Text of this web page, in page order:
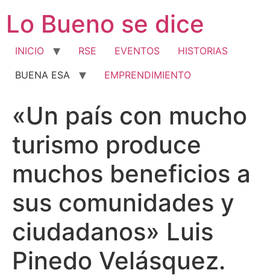
contenido
Lo Bueno se dice
INICIO RSE EVENTOS
HISTORIAS
BUENA ESA
EMPRENDIMIENTO
«Un país con mucho
turismo produce
muchos beneficios a
sus comunidades y
ciudadanos» Luis
Pinedo Velásquez.